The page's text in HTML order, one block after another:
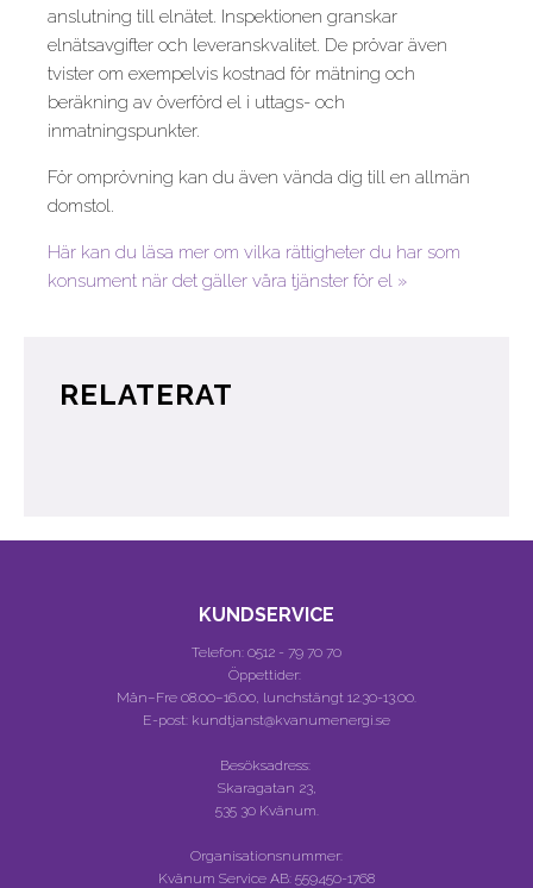
anslutning till elnätet. Inspektionen granskar
elnätsavgifter och leveranskvalitet. De prövar även
tvister om exempelvis kostnad för mätning och
beräkning av överförd el i uttags- och
inmatningspunkter.
För omprövning kan du även vända dig till en allmän
domstol.
Här kan du läsa mer om vilka rättigheter du har som
konsument när det gäller våra tjänster för el »
RELATERAT
KUNDSERVICE
Telefon: 0512 - 79 70 70
Öppettider:
Mån–Fre 08.00–16.00, lunchstängt 12.30-13.00.
E-post: kundtjanst@kvanumenergi.se
Besöksadress:
Skaragatan 23,
535 30 Kvänum.
Organisationsnummer:
Kvänum Service AB: 559450-1768